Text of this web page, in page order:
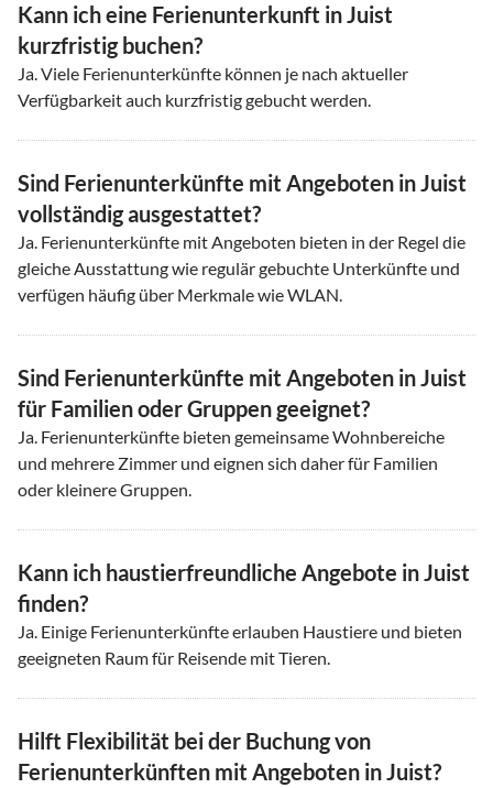
Kann ich eine Ferienunterkunft in Juist
kurzfristig buchen?
Ja. Viele Ferienunterkünfte können je nach aktueller
Verfügbarkeit auch kurzfristig gebucht werden.
Sind Ferienunterkünfte mit Angeboten in Juist
vollständig ausgestattet?
Ja. Ferienunterkünfte mit Angeboten bieten in der Regel die
gleiche Ausstattung wie regulär gebuchte Unterkünfte und
verfügen häufig über Merkmale wie WLAN.
Sind Ferienunterkünfte mit Angeboten in Juist
für Familien oder Gruppen geeignet?
Ja. Ferienunterkünfte bieten gemeinsame Wohnbereiche
und mehrere Zimmer und eignen sich daher für Familien
oder kleinere Gruppen.
Kann ich haustierfreundliche Angebote in Juist
finden?
Ja. Einige Ferienunterkünfte erlauben Haustiere und bieten
geeigneten Raum für Reisende mit Tieren.
Hilft Flexibilität bei der Buchung von
Ferienunterkünften mit Angeboten in Juist?